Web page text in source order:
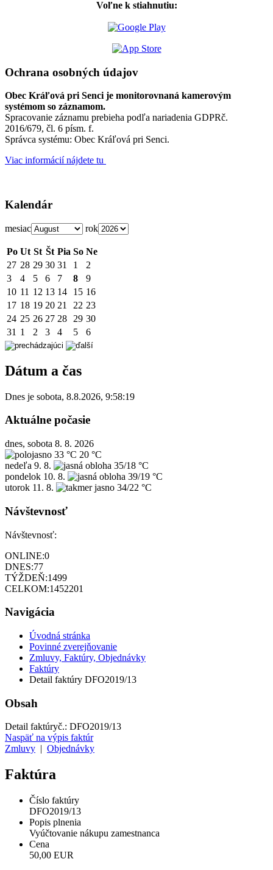
Voľne k stiahnutiu:
Ochrana osobných údajov
Obec Kráľová pri Senci je monitorovnaná kamerovým
systémom so záznamom.
Spracovanie záznamu prebieha podľa nariadenia GDPRč.
2016/679, čl. 6 písm. f.
Správca systému: Obec Kráľová pri Senci.
Viac informácií nájdete tu
Kalendár
mesiac rok
Po Ut St Št Pia So Ne
27 28 29 30 31 1
2
3
4 5 6 7 8
9
10 11 12 13 14 15 16
17 18 19 20 21 22 23
24 25 26 27 28 29 30
31 1 2 3 4 5 6
Dátum a čas
Dnes je sobota, 8.8.2026, 9:58:19
Aktuálne počasie
dnes, sobota 8. 8. 2026
33 °C 20 °C
nedeľa 9. 8.
35/18 °C
pondelok 10. 8.
39/19 °C
utorok 11. 8. 34/22 °C
Návštevnosť
Návštevnosť:
ONLINE:0
DNES:77
TÝŽDEŇ:1499
CELKOM:1452201
Navigácia
Úvodná stránka
Povinné zverejňovanie
Zmluvy, Faktúry, Objednávky
Faktúry
Detail faktúry DFO2019/13
Obsah
Detail faktúryč.: DFO2019/13
Naspäť na výpis faktúr
Zmluvy
Objednávky
Faktúra
Číslo faktúry
DFO2019/13
Popis plnenia
Vyúčtovanie nákupu zamestnanca
Cena
50,00 EUR